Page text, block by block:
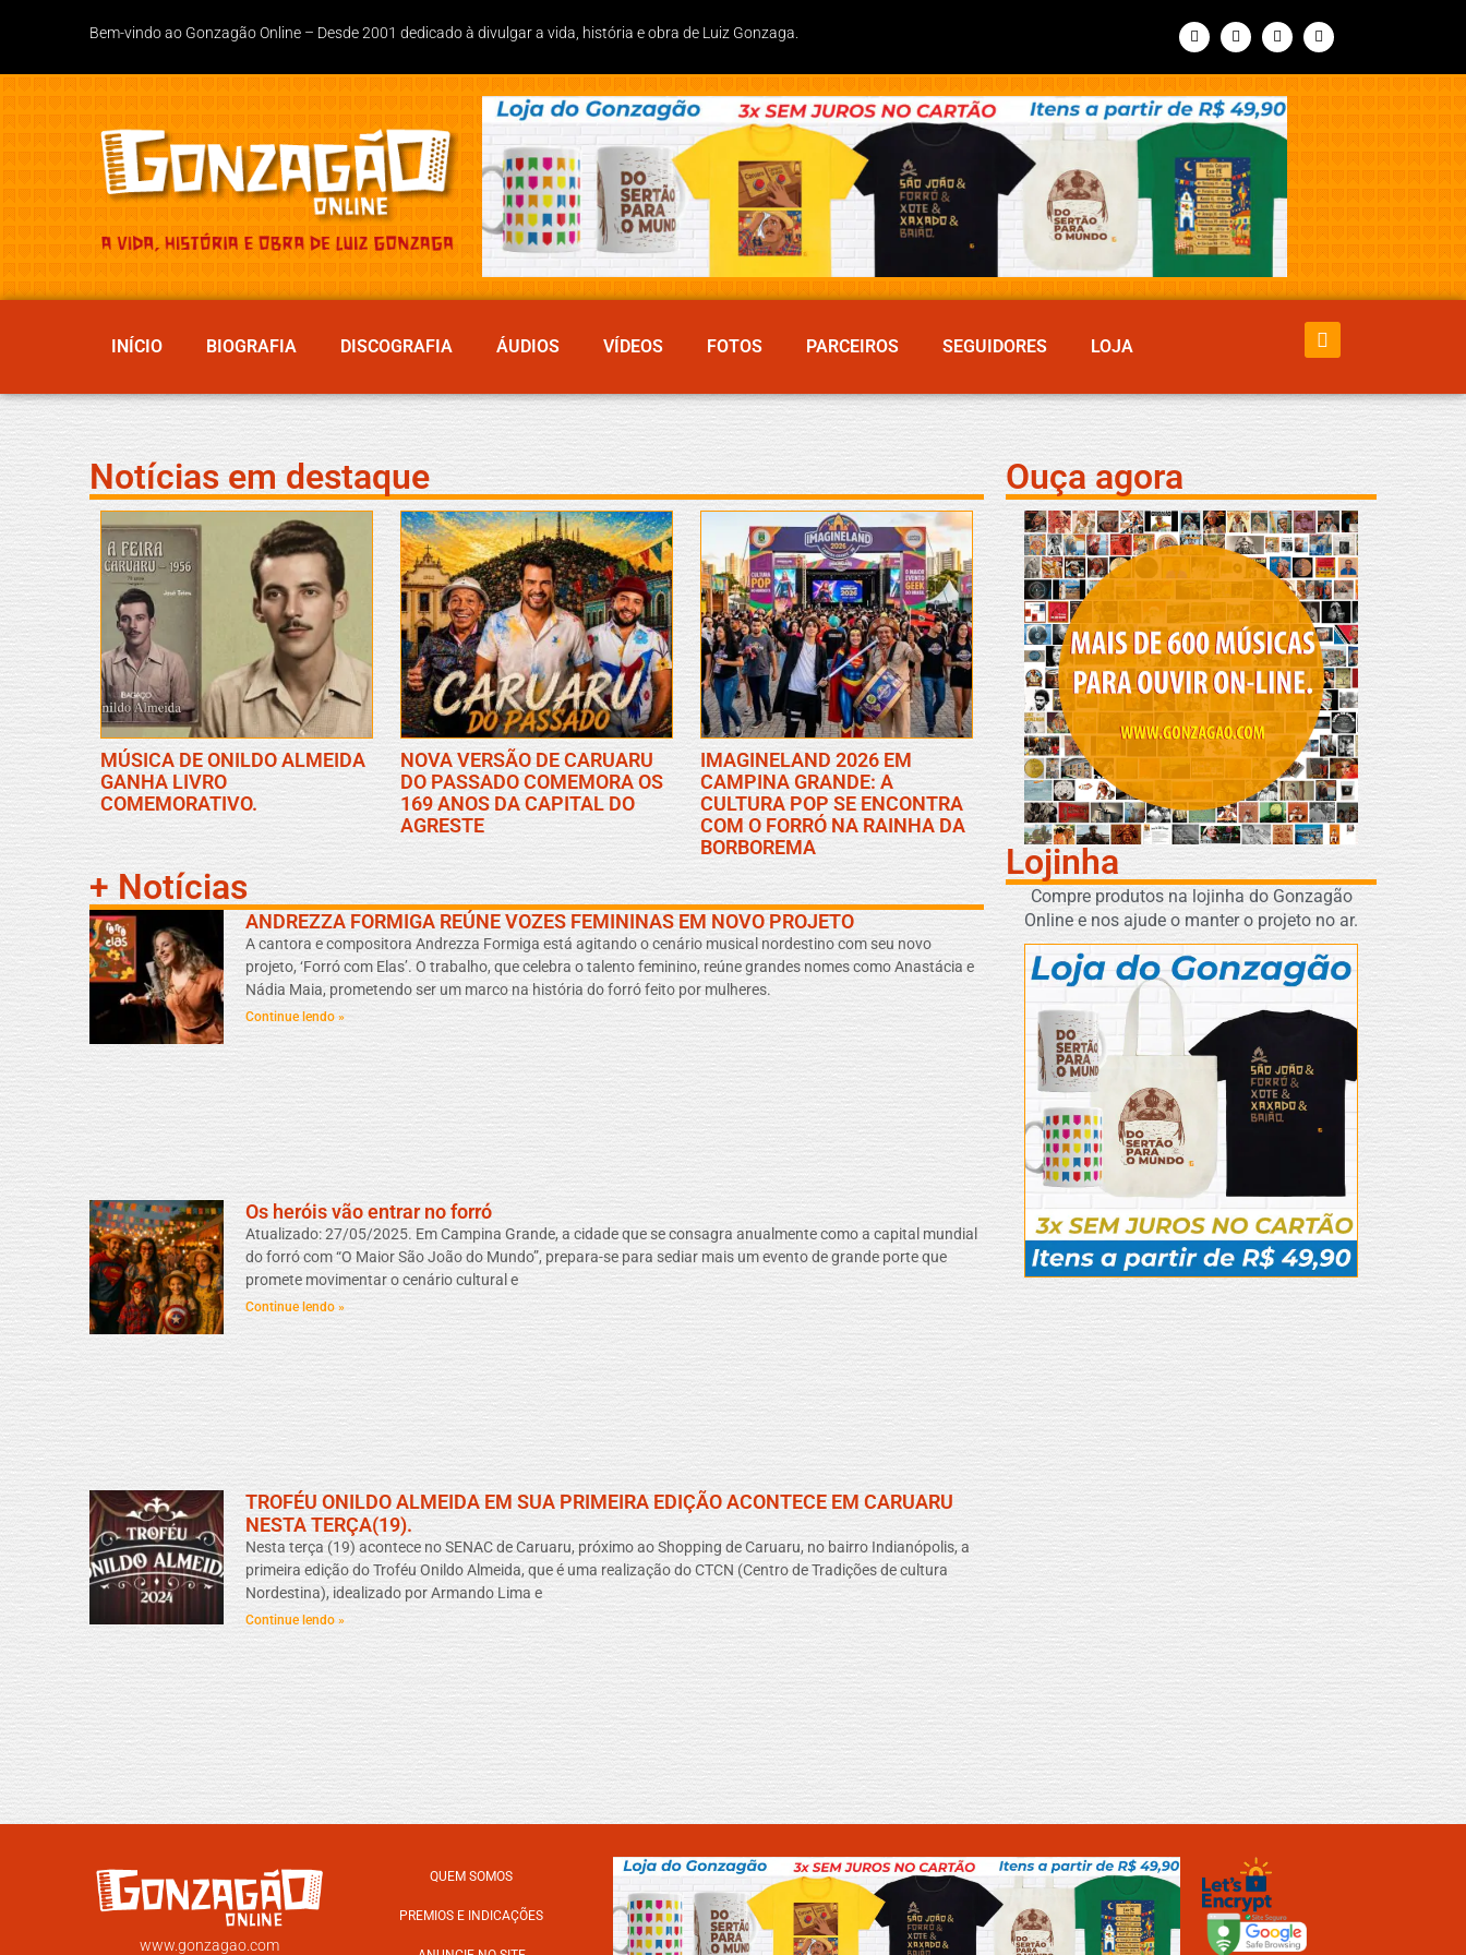
Bem-vindo ao Gonzagão Online – Desde 2001 dedicado à divulgar a vida, história e obra de Luiz Gonzaga.
INÍCIO BIOGRAFIA DISCOGRAFIA ÁUDIOS VÍDEOS FOTOS PARCEIROS SEGUIDORES LOJA
Notícias em destaque
MÚSICA DE ONILDO ALMEIDA
GANHA LIVRO
COMEMORATIVO.
NOVA VERSÃO DE CARUARU
DO PASSADO COMEMORA OS
169 ANOS DA CAPITAL DO
AGRESTE
IMAGINELAND 2026 EM
CAMPINA GRANDE: A
CULTURA POP SE ENCONTRA
COM O FORRÓ NA RAINHA DA
BORBOREMA
+ Notícias
ANDREZZA FORMIGA REÚNE VOZES FEMININAS EM NOVO PROJETO
A cantora e compositora Andrezza Formiga está agitando o cenário musical nordestino com seu novo
projeto, ‘Forró com Elas’. O trabalho, que celebra o talento feminino, reúne grandes nomes como Anastácia e
Nádia Maia, prometendo ser um marco na história do forró feito por mulheres.
Continue lendo »
Os heróis vão entrar no forró
Atualizado: 27/05/2025. Em Campina Grande, a cidade que se consagra anualmente como a capital mundial
do forró com “O Maior São João do Mundo”, prepara-se para sediar mais um evento de grande porte que
promete movimentar o cenário cultural e
Continue lendo »
TROFÉU ONILDO ALMEIDA EM SUA PRIMEIRA EDIÇÃO ACONTECE EM CARUARU
NESTA TERÇA(19).
Nesta terça (19) acontece no SENAC de Caruaru, próximo ao Shopping de Caruaru, no bairro Indianópolis, a
primeira edição do Troféu Onildo Almeida, que é uma realização do CTCN (Centro de Tradições de cultura
Nordestina), idealizado por Armando Lima e
Continue lendo »
Ouça agora
Lojinha
Compre produtos na lojinha do Gonzagão
Online e nos ajude o manter o projeto no ar.
www.gonzagao.com
QUEM SOMOS
PREMIOS E INDICAÇÕES